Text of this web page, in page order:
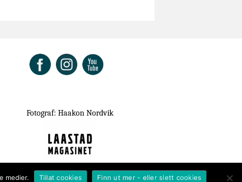
Fotograf: Haakon Nordvik
medier. Tillat cookies Finn ut mer - eller slett cookies